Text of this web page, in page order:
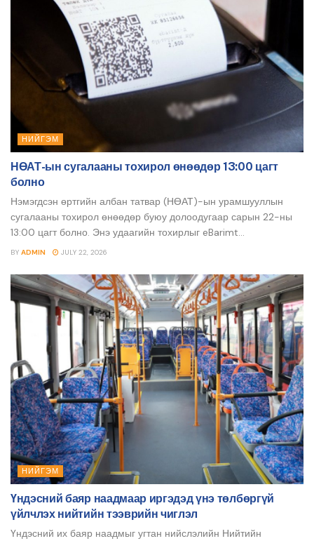
НИЙГЭМ
НӨАТ-ын сугалааны тохирол өнөөдөр 13:00 цагт
болно
Нэмэгдсэн өртгийн албан татвар (НӨАТ)-ын урамшууллын
сугалааны тохирол өнөөдөр буюу долоодугаар сарын 22-ны
13:00 цагт болно. Энэ удаагийн тохирлыг eBarimt...
BY ADMIN JULY 22, 2026
НИЙГЭМ
Үндэсний баяр наадмаар иргэдэд үнэ төлбөргүй
үйлчлэх нийтийн тээврийн чиглэл
Үндэсний их баяр наадмыг угтан нийслэлийн Нийтийн